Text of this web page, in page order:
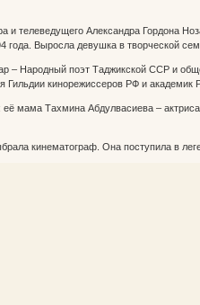
и телеведущего Александра Гордона
Выросла девушка в творческой
– Народный поэт Таджикской ССР и
Гильдии кинорежиссеров РФ и
мама Тахмина Абдулвасиева –
кинематограф. Она поступила в